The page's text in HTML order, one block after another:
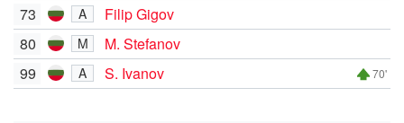
73
A
Filip Gigov
80
M
M. Stefanov
99
A S. Ivanov 70'